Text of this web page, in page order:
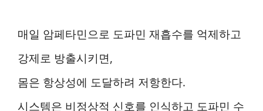
매일 암페타민으로 도파민 재흡수를 억제하고
강제로 방출시키면,
몸은 항상성에 도달하려 저항한다.
시스템은 비정상적 신호를 인식하고 도파민 수